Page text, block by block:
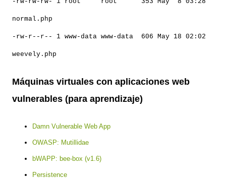
normal.php
-rw-r--r-- 1 www-data www-data 606 May 18 02:02
weevely.php
Máquinas virtuales con aplicaciones web
vulnerables (para aprendizaje)
Damn Vulnerable Web App
OWASP: Mutillidae
bWAPP: bee-box (v1.6)
Persistence